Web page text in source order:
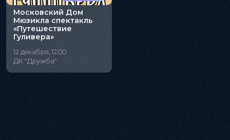
Московский Дом
Мюзикла спектакль
«Путешествие
Гуливера»
12 декабря, 12:00
ДК "Дружба"